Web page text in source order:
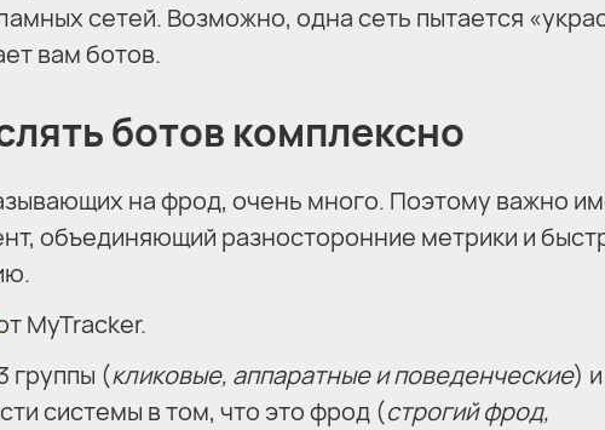
сетей. Возможно, одна сеть пытается
вам ботов.
ботов комплексно
на фрод, очень много. Поэтому важно
объединяющий разносторонние метрики и
MyTracker.
группы (кликовые, аппаратные и поведенческие)
системы в том, что это фрод (строгий фрод,